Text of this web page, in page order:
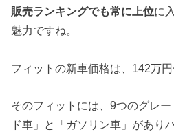
販売ランキングでも常に上位に
魅力ですね。
フィットの新車価格は、142万円
そのフィットには、9つのグレ
ド車」と「ガソリン車」があり